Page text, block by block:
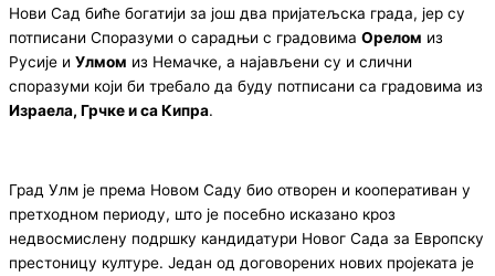
Нови Сад биће богатији за још два пријатељска града, јер су
потписани Споразуми о сарадњи с градовима Орелом из
Русије и Улмом из Немачке, а најављени су и слични
споразуми који би требало да буду потписани са градовима из
Израела, Грчке и са Кипра.
Град Улм је према Новом Саду био отворен и кооперативан у
претходном периоду, што је посебно исказано кроз
недвосмислену подршку кандидатури Новог Сада за Европску
престоницу културе. Један од договорених нових пројеката је